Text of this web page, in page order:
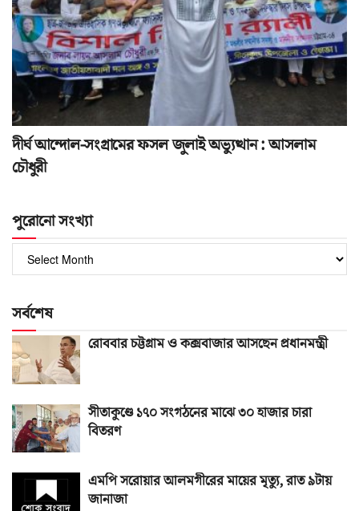
দীর্ঘ আন্দোল-সংগ্রামের ফসল জুলাই অভ্যুত্থান : আসলাম
চৌধুরী
পুরোনো সংখ্যা
সংখ্যা
সর্বশেষ
রোববার চট্টগ্রাম ও কক্সবাজার আসছেন প্রধানমন্ত্রী
সীতাকুণ্ডে ১৭০ সংগঠনের মাঝে ৩০ হাজার চারা
বিতরণ
এমপি সরোয়ার আলমগীরের মায়ের মৃত্যু, রাত ৯টায়
জানাজা